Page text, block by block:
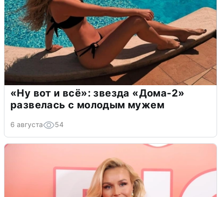
«Ну вот и всё»: звезда «Дома-2»
развелась с молодым мужем
6 августа 54